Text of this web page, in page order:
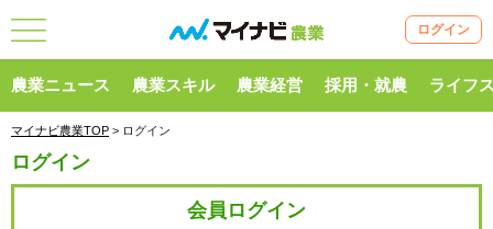
ログイン
農業ニュース 農業スキル 農業経営 採用・就農 ライフ
マイナビ農業TOP > ログイン
ログイン
会員ログイン